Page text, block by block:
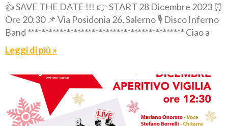
👍 SAVE THE DATE !!! 👉 START 28 Dicembre 2023 ⏰
Ore 20:30 📌 Via Posidonia 26, Salerno 🎙️ Disco Inferno
Band ******************************************** Ciao a
Leggi di più »